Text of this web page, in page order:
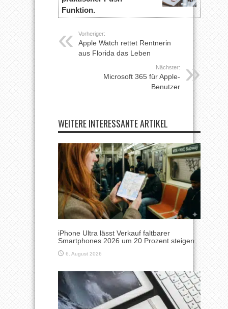
Funktion.
Vorheriger:
Apple Watch rettet Rentnerin
aus Florida das Leben
Nächster:
Microsoft 365 für Apple-
Benutzer
WEITERE INTERESSANTE ARTIKEL
iPhone Ultra lässt Verkauf faltbarer
Smartphones 2026 um 20 Prozent steigen
6. August 2026